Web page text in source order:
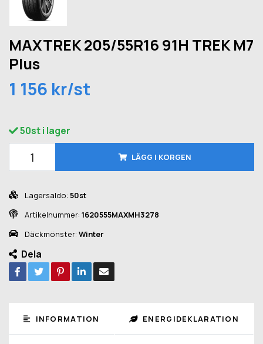
MAXTREK 205/55R16 91H TREK M7
Plus
1 156 kr/st
50st i lager
LÄGG I KORGEN
Lagersaldo: 50st
Artikelnummer: 1620555MAXMH3278
Däckmönster: Winter
Dela
INFORMATION ENERGIDEKLARATION